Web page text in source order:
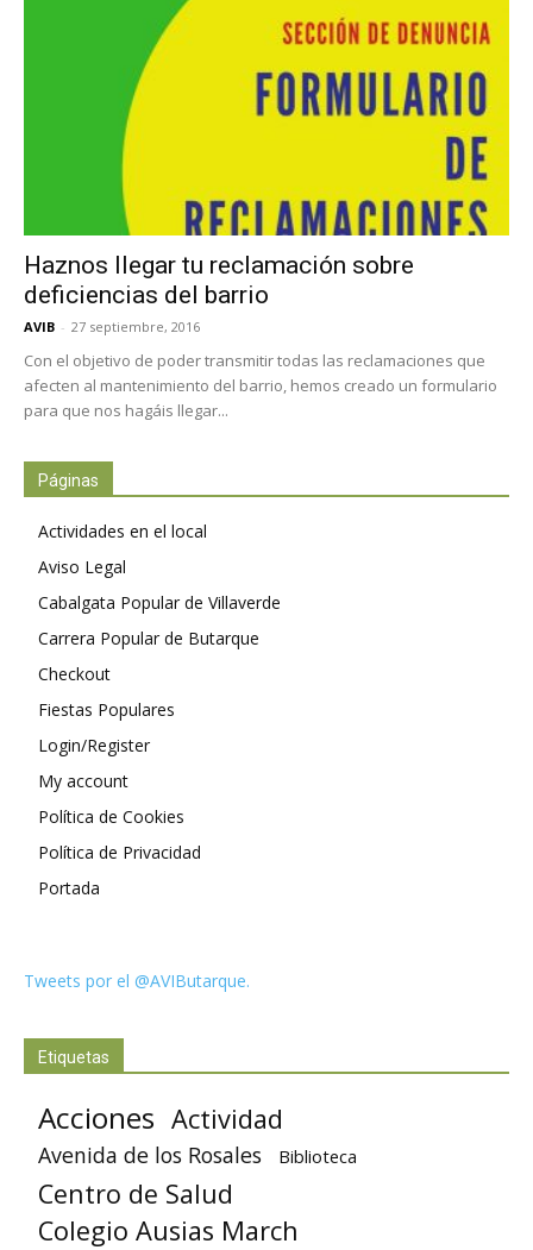
Haznos llegar tu reclamación sobre
deficiencias del barrio
AVIB - 27 septiembre, 2016
Con el objetivo de poder transmitir todas las reclamaciones que
afecten al mantenimiento del barrio, hemos creado un formulario
para que nos hagáis llegar...
Páginas
Actividades en el local
Aviso Legal
Cabalgata Popular de Villaverde
Carrera Popular de Butarque
Checkout
Fiestas Populares
Login/Register
My account
Política de Cookies
Política de Privacidad
Portada
Tweets por el @AVIButarque.
Etiquetas
Acciones Actividad
Avenida de los Rosales Biblioteca
Centro de Salud
Colegio Ausias March